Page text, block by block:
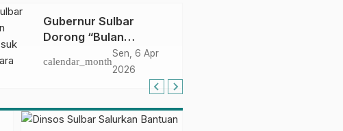
Gubernur Sulbar
Dorong “Bulan
Mamase” Masuk Event
Nusantara
calendar_month
Sen, 6 Apr
2026